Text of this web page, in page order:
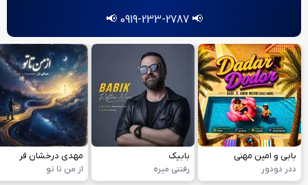
📢 0919-233-2787 📢
بابی و امین مهنی
ددر دودور
بابیک
رفتنی میره
مهدی درخشان فر
از من تا تو